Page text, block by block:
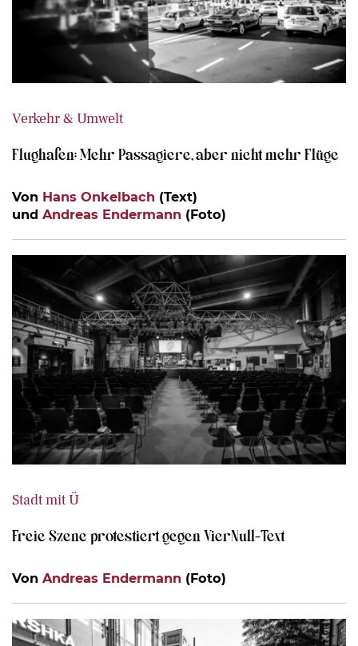
Verkehr & Umwelt
Flughafen: Mehr Passagiere, aber nicht mehr Flüge
Von Hans Onkelbach (Text)
und Andreas Endermann (Foto)
Stadt mit Ü
Freie Szene protestiert gegen VierNull-Text
Von Andreas Endermann (Foto)